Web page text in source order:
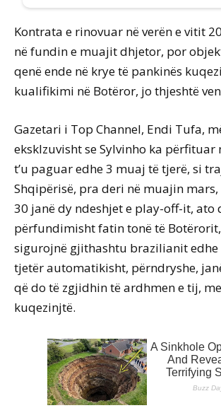
Kontrata e rinovuar në verën e vitit
në fundin e muajit dhjetor, por
qenë ende në krye të pankinës
kualifikimi në Botëror, jo thjeshtë
Gazetari i Top Channel, Endi Tufa,
eksklzuvisht se Sylvinho ka përfituar
t’u paguar edhe 3 muaj të tjerë, si
Shqipërisë, pra deri në muajin
30 janë dy ndeshjet e play-off-it, ato
përfundimisht fatin tonë të
sigurojnë gjithashtu brazilianit edhe
tjetër automatikisht, përndryshe,
që do të zgjidhin të ardhmen e tij,
kuqezinjtë.